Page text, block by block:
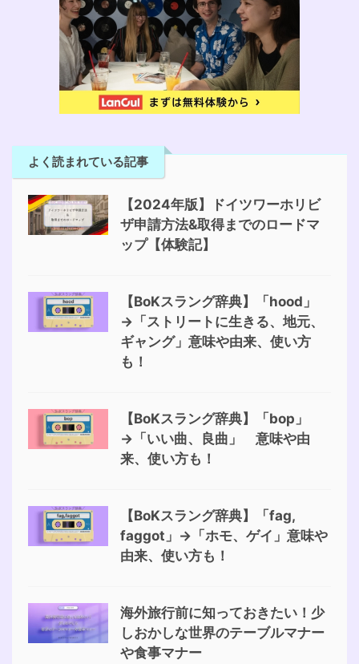
よく読まれている記事
【2024年版】ドイツワーホリビ
ザ申請方法&取得までのロードマ
ップ【体験記】
【BoKスラング辞典】「hood」
→「ストリートに生きる、地元、
ギャング」意味や由来、使い方
も！
【BoKスラング辞典】「bop」
→「いい曲、良曲」 意味や由
来、使い方も！
【BoKスラング辞典】「fag,
faggot」→「ホモ、ゲイ」意味や
由来、使い方も！
海外旅行前に知っておきたい！少
しおかしな世界のテーブルマナー
や食事マナー